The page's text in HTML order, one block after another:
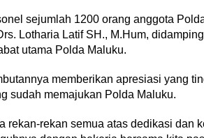
sejumlah 1200 orang anggota
Lotharia Latif SH., M.Hum,
utama Polda Maluku.
memberikan apresiasi yang
sudah memajukan Polda Maluku.
rekan-rekan semua atas dedikasi dan